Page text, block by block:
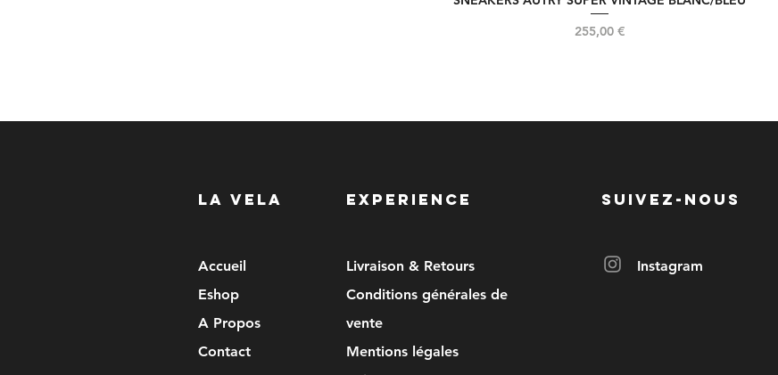
Prix
255,00 €
LA VELA EXPERIENCE
Accueil
Eshop
A Propos
Contact
Livraison & Retours
Conditions générales de
vente
Mentions légales
SUIVEZ-NOUS
Instagram